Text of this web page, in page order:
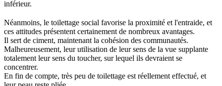
inférieur.
Néanmoins, le toilettage social favorise la proximité et l'entraide, et
ces attitudes présentent certainement de nombreux avantages.
Il sert de ciment, maintenant la cohésion des communautés.
Malheureusement, leur utilisation de leur sens de la vue supplante
totalement leur sens du toucher, sur lequel ils devraient se
concentrer.
En fin de compte, très peu de toilettage est réellement effectué, et